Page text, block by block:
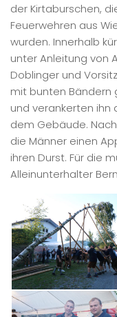
der Kirtaburschen,
Feuerwehren aus
wurden. Innerhalb
unter Anleitung von
Doblinger und
mit bunten Bändern
und verankerten ihn
dem Gebäude.
die Männer einen
ihren Durst. Für die
Alleinunterhalter